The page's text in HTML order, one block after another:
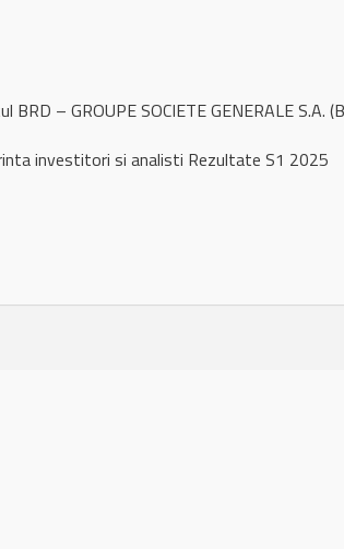
– GROUPE SOCIETE GENERALE S.A.
investitori si analisti Rezultate S1 2025